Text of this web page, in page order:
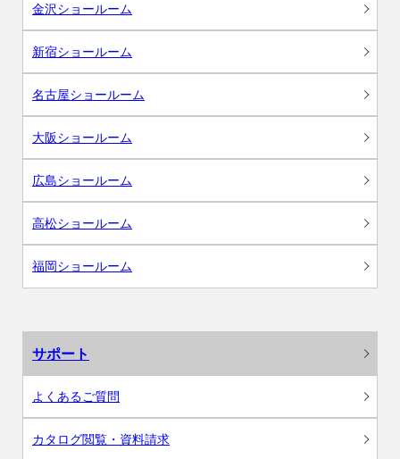
金沢ショールーム
新宿ショールーム
名古屋ショールーム
大阪ショールーム
広島ショールーム
高松ショールーム
福岡ショールーム
サポート
よくあるご質問
カタログ閲覧・資料請求